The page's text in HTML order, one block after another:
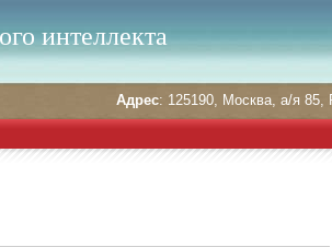
интеллекта
Адрес: 125190, Москва, а/я